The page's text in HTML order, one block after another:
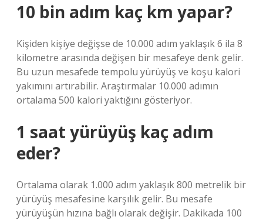
10 bin adım kaç km yapar?
Kişiden kişiye değişse de 10.000 adım yaklaşık 6 ila 8
kilometre arasında değişen bir mesafeye denk gelir.
Bu uzun mesafede tempolu yürüyüş ve koşu kalori
yakımını artırabilir. Araştırmalar 10.000 adımın
ortalama 500 kalori yaktığını gösteriyor.
1 saat yürüyüş kaç adım
eder?
Ortalama olarak 1.000 adım yaklaşık 800 metrelik bir
yürüyüş mesafesine karşılık gelir. Bu mesafe
yürüyüşün hızına bağlı olarak değişir. Dakikada 100